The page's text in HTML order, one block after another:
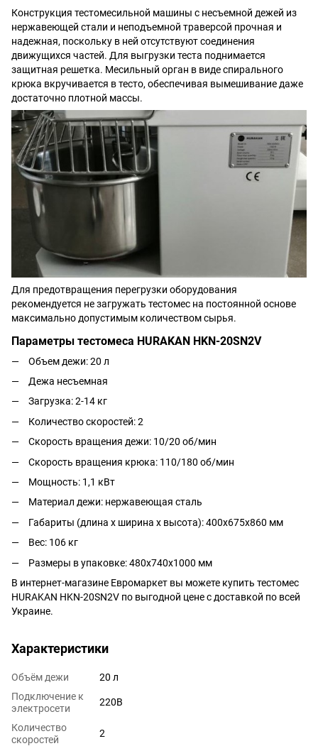
Конструкция тестомесильной машины с несъемной дежей из
нержавеющей стали и неподъемной траверсой прочная и
надежная, поскольку в ней отсутствуют соединения
движущихся частей. Для выгрузки теста поднимается
защитная решетка. Месильный орган в виде спирального
крюка вкручивается в тесто, обеспечивая вымешивание даже
достаточно плотной массы.
Для предотвращения перегрузки оборудования
рекомендуется не загружать тестомес на постоянной основе
максимально допустимым количеством сырья.
Параметры тестомеса HURAKAN HKN-20SN2V
Объем дежи: 20 л
Дежа несъемная
Загрузка: 2-14 кг
Количество скоростей: 2
Скорость вращения дежи: 10/20 об/мин
Скорость вращения крюка: 110/180 об/мин
Мощность: 1,1 кВт
Материал дежи: нержавеющая сталь
Габариты (длина х ширина х высота): 400x675x860 мм
Вес: 106 кг
Размеры в упаковке: 480х740х1000 мм
В интернет-магазине Евромаркет вы можете купить тестомес
HURAKAN HKN-20SN2V по выгодной цене с доставкой по всей
Украине.
Характеристики
Объём дежи
20 л
Подключение к
электросети
220В
Количество
скоростей
2